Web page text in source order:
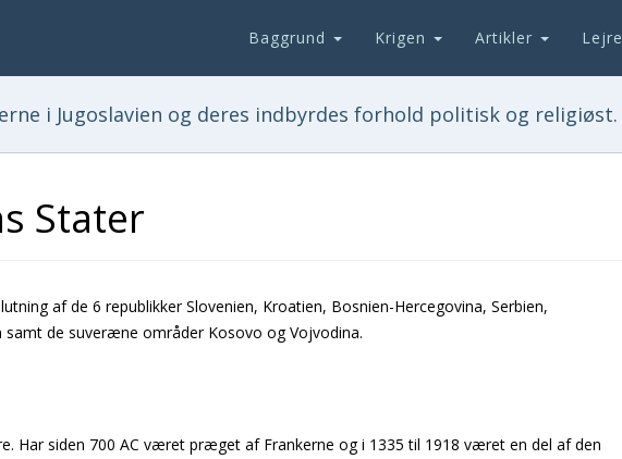
Baggrund Krigen Artikler Lejre
i Jugoslavien og deres indbyrdes forhold politisk og religiøst.
Stater
af de 6 republikker Slovenien, Kroatien, Bosnien-Hercegovina, Serbien,
de suveræne områder Kosovo og Vojvodina.
Har siden 700 AC været præget af Frankerne og i 1335 til 1918 været en del af den